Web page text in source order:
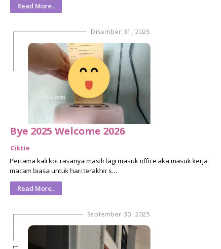
Read More..
Disember 31, 2025
Bye 2025 Welcome 2026
Ciktie
Pertama kali kot rasanya masih lagi masuk office aka masuk kerja
macam biasa untuk hari terakhir s…
Read More..
September 30, 2025